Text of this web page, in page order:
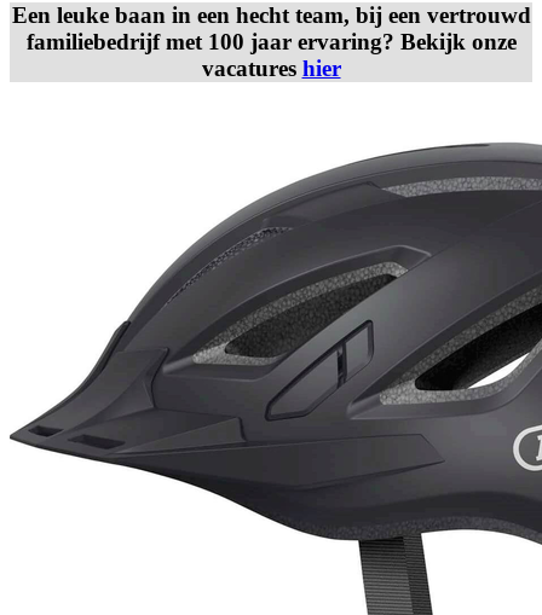
Een leuke baan in een hecht team, bij een vertrouwd
familiebedrijf met 100 jaar ervaring? Bekijk onze
vacatures hier